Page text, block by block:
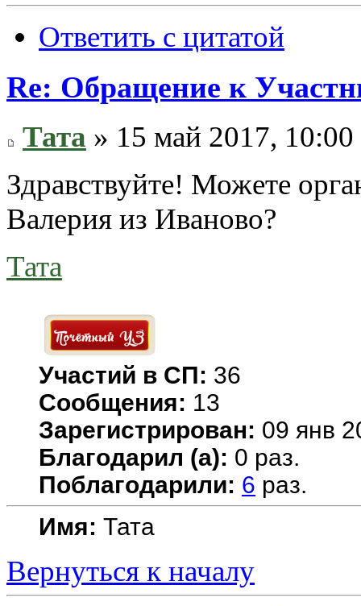
Ответить с цитатой
Re: Обращение к
Тата » 15 май 2017, 10:00
Здравствуйте! Можете
Валерия из Иваново?
Тата
Участий в СП: 36
Сообщения: 13
Зарегистрирован: 09 янв
Благодарил (а): 0 раз.
Поблагодарили: 6 раз.
Имя: Тата
Вернуться к началу